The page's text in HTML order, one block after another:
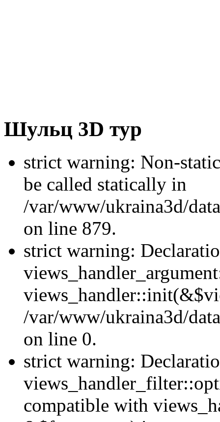
Шульц 3D тур
strict warning: Non-
be called statically in
/var/www/ukraina3d/
on line 879.
strict warning:
/var/www/ukraina3d/
on line 0.
strict warning:
compatible with